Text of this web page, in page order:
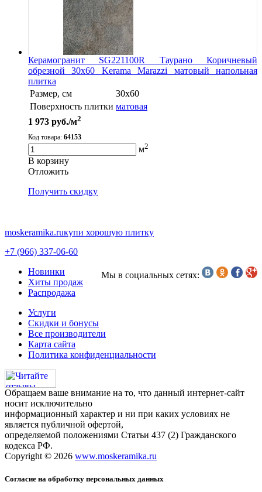
Керамогранит SG221100R Таурано Коричневый
обрезной 30х60 Kerama Marazzi матовый напольная
плитка
Размер, см
30х60
Поверхность плитки матовая
1 973 руб./м2
Код товара: 64153
м2
В корзину
Oтложить
Получить скидку
moskeramika.ruкупи хорошую плитку
+7 (966) 337-06-60
Мы в социальных сетях:
Новинки
Хиты продаж
Распродажа
Услуги
Скидки и бонусы
Все производители
Карта сайта
Политика конфиденциальности
Обращаем ваше внимание на то, что данный интернет-сайт
носит исключительно
информационный характер и ни при каких условиях не
является публичной офертой,
определяемой положениями Статьи 437 (2) Гражданского
кодекса РФ.
Copyright © 2026 www.moskeramika.ru
Согласие на обработку персональных данных